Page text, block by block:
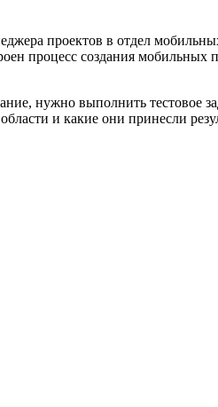
проектов в отдел
процесс создания мобильных
нужно выполнить
и какие они принесли